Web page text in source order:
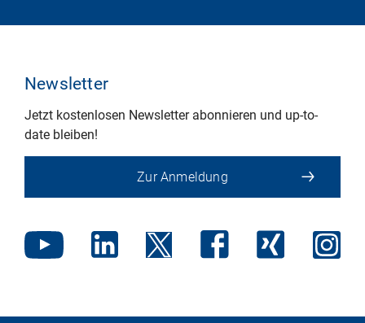
Newsletter
Jetzt kostenlosen Newsletter abonnieren und up-to-
date bleiben!
Zur Anmeldung